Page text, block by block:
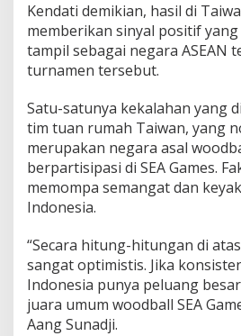
Kendati demikian, hasil di
memberikan sinyal positif
tampil sebagai negara ASEAN
turnamen tersebut.
Satu-satunya kekalahan yang
tim tuan rumah Taiwan, yang
merupakan negara asal
berpartisipasi di SEA Games.
memompa semangat dan
Indonesia.
“Secara hitung-hitungan di
sangat optimistis. Jika
Indonesia punya peluang
juara umum woodball SEA
Aang Sunadji.